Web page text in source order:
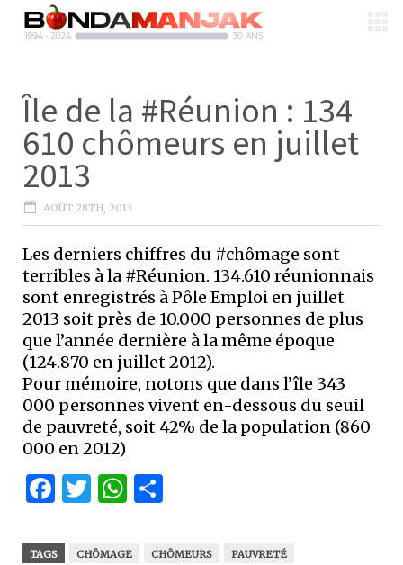
Île de la #Réunion : 134
610 chômeurs en juillet
2013
AOÛT 28TH, 2013
Les derniers chiffres du #chômage sont
terribles à la #Réunion. 134.610 réunionnais
sont enregistrés à Pôle Emploi en juillet
2013 soit près de 10.000 personnes de plus
que l’année dernière à la même époque
(124.870 en juillet 2012).
Pour mémoire, notons que dans l’île 343
000 personnes vivent en-dessous du seuil
de pauvreté, soit 42% de la population (860
000 en 2012)
Facebook
Twitter
WhatsApp
TAGS CHÔMAGE CHÔMEURS
PAUVRETÉ